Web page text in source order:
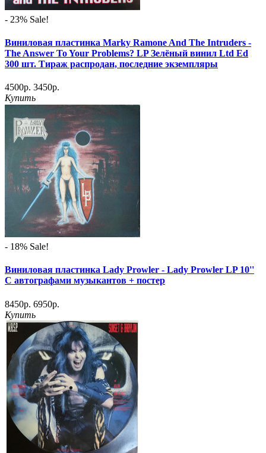
- 23% Sale!
Виниловая пластинка Marky Ramone And The Intruders -
The Answer To Your Problems? LP Зелёный винил Ltd Ed
300 шт. Тираж распродан, последние экземпляры
4500р. 3450р.
Купить
- 18% Sale!
Виниловая пластинка Lady Prowler - Lady Prowler LP 10''
С автографами музыкантов + постер
8450р. 6950р.
Купить